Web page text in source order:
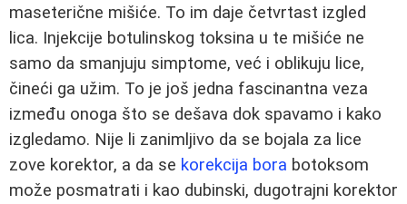
maseterične mišiće. To im daje četvrtast izgled
lica. Injekcije botulinskog toksina u te mišiće ne
samo da smanjuju simptome, već i oblikuju lice,
čineći ga užim. To je još jedna fascinantna veza
između onoga što se dešava dok spavamo i kako
izgledamo. Nije li zanimljivo da se bojala za lice
zove korektor, a da se korekcija bora botoksom
može posmatrati i kao dubinski, dugotrajni korektor